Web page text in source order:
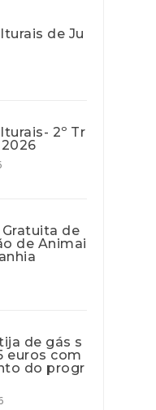
de Ju
2º Tr
de
de Animai
de gás s
euros com
do progr